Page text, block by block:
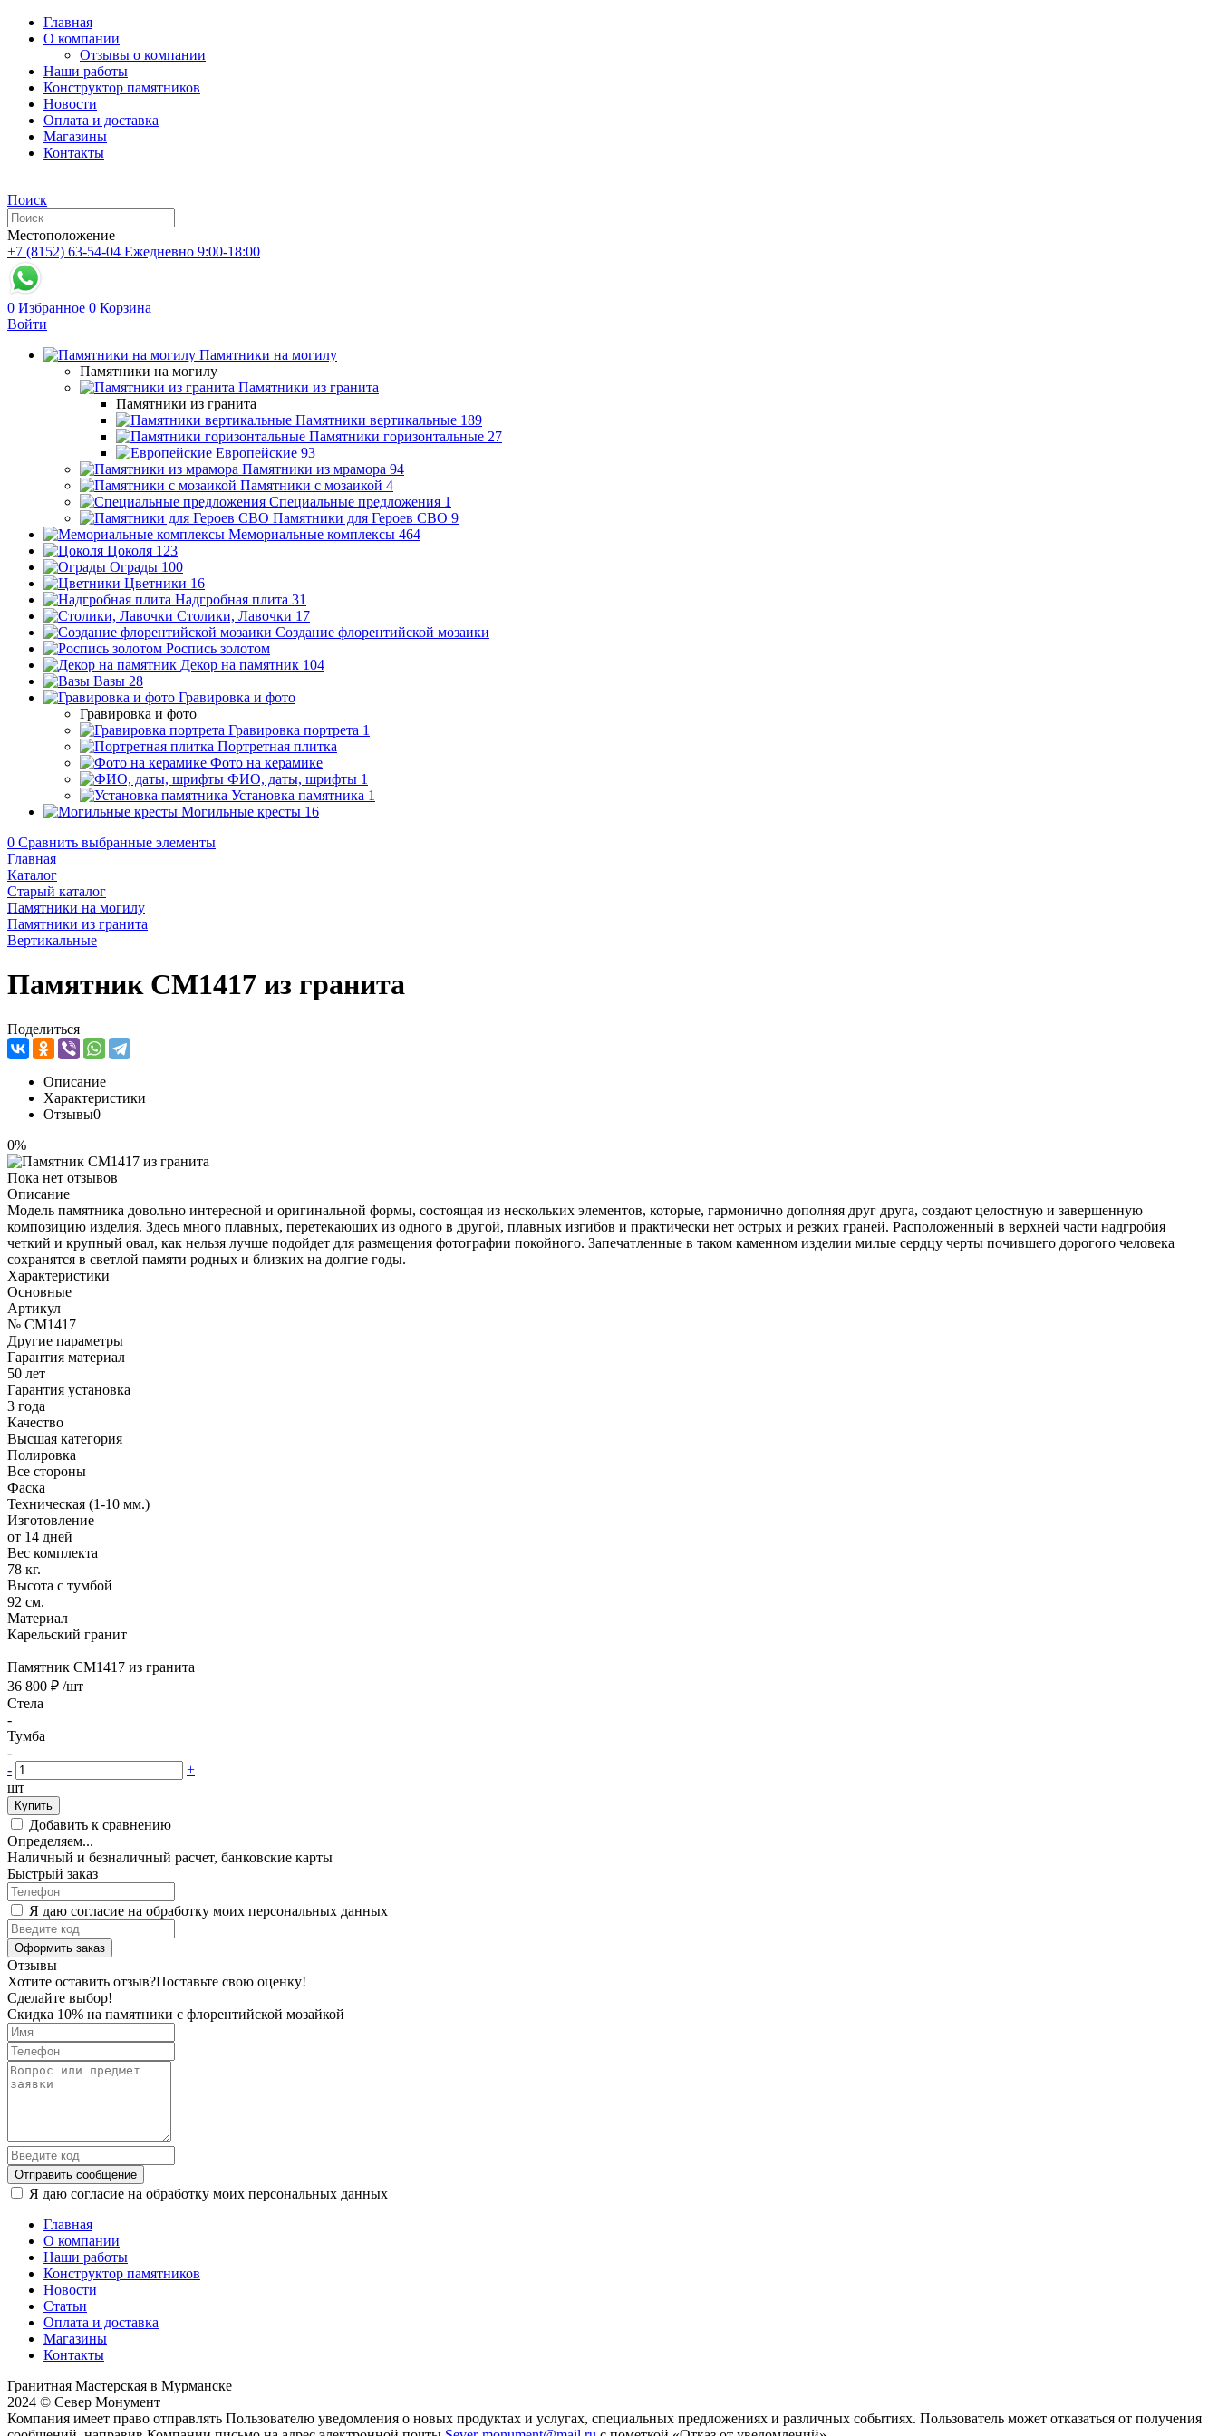
Главная
О компании
Отзывы о компании
Наши работы
Конструктор памятников
Новости
Оплата и доставка
Магазины
Контакты
Поиск
Местоположение
+7 (8152) 63-54-04 Ежедневно 9:00-18:00
0 Избранное 0 Корзина
Войти
Памятники на могилу
Памятники на могилу
Памятники из гранита
Памятники из гранита
Памятники вертикальные 189
Памятники горизонтальные 27
Европейские 93
Памятники из мрамора 94
Памятники с мозаикой 4
Специальные предложения 1
Памятники для Героев СВО 9
Мемориальные комплексы 464
Цоколя 123
Ограды 100
Цветники 16
Надгробная плита 31
Столики, Лавочки 17
Создание флорентийской мозаики
Роспись золотом
Декор на памятник 104
Вазы 28
Гравировка и фото
Гравировка и фото
Гравировка портрета 1
Портретная плитка
Фото на керамике
ФИО, даты, шрифты 1
Установка памятника 1
Могильные кресты 16
0 Сравнить выбранные элементы
Главная
Каталог
Старый каталог
Памятники на могилу
Памятники из гранита
Вертикальные
Памятник CM1417 из гранита
Поделиться
Описание
Характеристики
Отзывы0
0%
Пока нет отзывов
Описание
Модель памятника довольно интересной и оригинальной формы, состоящая из нескольких элементов, которые, гармонично дополняя друг друга, создают целостную и завершенную
композицию изделия. Здесь много плавных, перетекающих из одного в другой, плавных изгибов и практически нет острых и резких граней. Расположенный в верхней части надгробия
четкий и крупный овал, как нельзя лучше подойдет для размещения фотографии покойного. Запечатленные в таком каменном изделии милые сердцу черты почившего дорогого человека
сохранятся в светлой памяти родных и близких на долгие годы.
Характеристики
Основные
Артикул
№ CM1417
Другие параметры
Гарантия материал
50 лет
Гарантия установка
3 года
Качество
Высшая категория
Полировка
Все стороны
Фаска
Техническая (1-10 мм.)
Изготовление
от 14 дней
Вес комплекта
78 кг.
Высота с тумбой
92 см.
Материал
Карельский гранит
Памятник CM1417 из гранита
36 800 ₽ /шт
Стела
-
Тумба
-
-
+
шт
Купить
Добавить к сравнению
Определяем...
Наличный и безналичный расчет, банковские карты
Быстрый заказ
Я даю согласие на обработку моих персональных данных
Оформить заказ
Отзывы
Хотите оставить отзыв?Поставьте свою оценку!
Сделайте выбор!
Скидка 10% на памятники с флорентийской мозайкой
Отправить сообщение
Я даю согласие на обработку моих персональных данных
Главная
О компании
Наши работы
Конструктор памятников
Новости
Статьи
Оплата и доставка
Магазины
Контакты
Гранитная Мастерская в Мурманске
2024 © Север Монумент
Компания имеет право отправлять Пользователю уведомления о новых продуктах и услугах, специальных предложениях и различных событиях. Пользователь может отказаться от получения